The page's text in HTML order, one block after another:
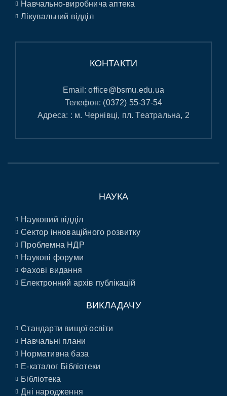
Навчально-виробнича аптека
Лікувальний відділ
КОНТАКТИ
Email:office@bsmu.edu.ua
Телефон: (0372) 55-37-54
Адреса: : м. Чернівці, пл. Театральна, 2
НАУКА
Науковий відділ
Сектор інноваційного розвитку
Проблемна НДР
Наукові форуми
Фахові видання
Електронний архів публікацій
ВИКЛАДАЧУ
Стандарти вищої освіти
Навчальні плани
Нормативна база
E-каталог Бібліотеки
Бібліотека
Дні народження